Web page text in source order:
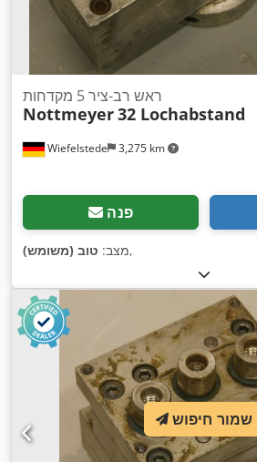
Wiefelstede 3,275 km
ראש רב-ציר 5 מקדחות
Nottmeyer32 Lochabstand
פנה
מצב: טוב (משומש) ,
שמור חיפוש